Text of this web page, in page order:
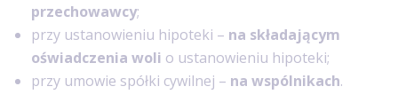
przechowawcy;
przy ustanowieniu hipoteki – na składającym
oświadczenia woli o ustanowieniu hipoteki;
przy umowie spółki cywilnej – na wspólnikach.